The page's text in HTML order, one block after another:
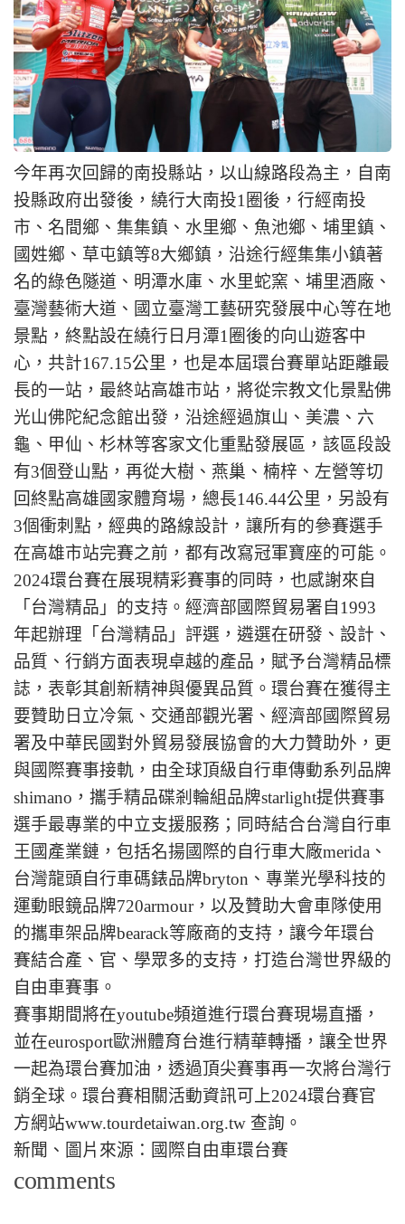
今年再次回歸的南投縣站，以山線路段為主，自南
投縣政府出發後，繞行大南投1圈後，行經南投
市、名間鄉、集集鎮、水里鄉、魚池鄉、埔里鎮、
國姓鄉、草屯鎮等8大鄉鎮，沿途行經集集小鎮著
名的綠色隧道、明潭水庫、水里蛇窯、埔里酒廠、
臺灣藝術大道、國立臺灣工藝研究發展中心等在地
景點，終點設在繞行日月潭1圈後的向山遊客中
心，共計167.15公里，也是本屆環台賽單站距離最
長的一站，最終站高雄市站，將從宗教文化景點佛
光山佛陀紀念館出發，沿途經過旗山、美濃、六
龜、甲仙、杉林等客家文化重點發展區，該區段設
有3個登山點，再從大樹、燕巢、楠梓、左營等切
回終點高雄國家體育場，總長146.44公里，另設有
3個衝刺點，經典的路線設計，讓所有的參賽選手
在高雄市站完賽之前，都有改寫冠軍寶座的可能。
2024環台賽在展現精彩賽事的同時，也感謝來自
「台灣精品」的支持。經濟部國際貿易署自1993
年起辦理「台灣精品」評選，遴選在研發、設計、
品質、行銷方面表現卓越的產品，賦予台灣精品標
誌，表彰其創新精神與優異品質。環台賽在獲得主
要贊助日立冷氣、交通部觀光署、經濟部國際貿易
署及中華民國對外貿易發展協會的大力贊助外，更
與國際賽事接軌，由全球頂級自行車傳動系列品牌
shimano，攜手精品碟剎輪組品牌starlight提供賽事
選手最專業的中立支援服務；同時結合台灣自行車
王國產業鏈，包括名揚國際的自行車大廠merida、
台灣龍頭自行車碼錶品牌bryton、專業光學科技的
運動眼鏡品牌720armour，以及贊助大會車隊使用
的攜車架品牌bearack等廠商的支持，讓今年環台
賽結合產、官、學眾多的支持，打造台灣世界級的
自由車賽事。
賽事期間將在youtube頻道進行環台賽現場直播，
並在eurosport歐洲體育台進行精華轉播，讓全世界
一起為環台賽加油，透過頂尖賽事再一次將台灣行
銷全球。環台賽相關活動資訊可上2024環台賽官
方網站www.tourdetaiwan.org.tw 查詢。
新聞、圖片來源：國際自由車環台賽
comments